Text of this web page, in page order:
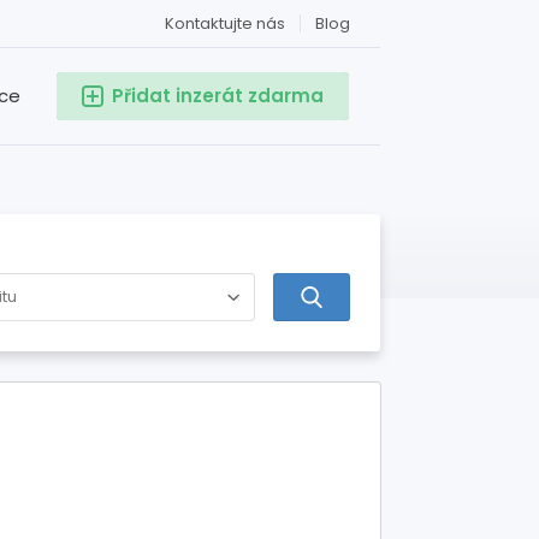
Blog
Kontaktujte nás
Přidat inzerát zdarma